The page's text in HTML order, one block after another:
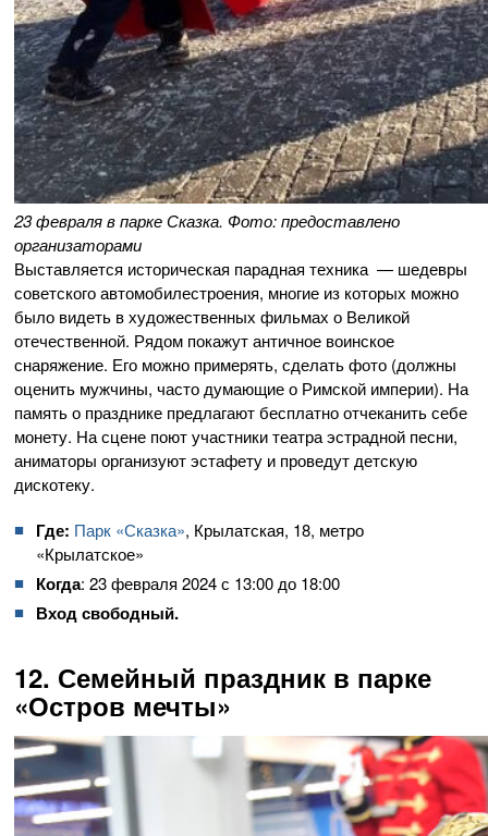
23 февраля в парке Сказка. Фото: предоставлено
организаторами
Выставляется историческая парадная техника — шедевры
советского автомобилестроения, многие из которых можно
было видеть в художественных фильмах о Великой
отечественной. Рядом покажут античное воинское
снаряжение. Его можно примерять, сделать фото (должны
оценить мужчины, часто думающие о Римской империи). На
память о празднике предлагают бесплатно отчеканить себе
монету. На сцене поют участники театра эстрадной песни,
аниматоры организуют эстафету и проведут детскую
дискотеку.
Где: Парк «Сказка», Крылатская, 18, метро
«Крылатское»
Когда: 23 февраля 2024 с 13:00 до 18:00
Вход свободный.
12. Семейный праздник в парке
«Остров мечты»